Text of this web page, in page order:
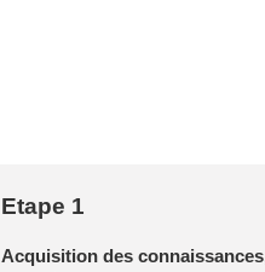
Etape 1
Acquisition des